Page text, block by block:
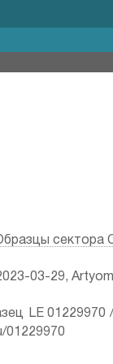
сектора
03-29,
LE 01229970
01229970